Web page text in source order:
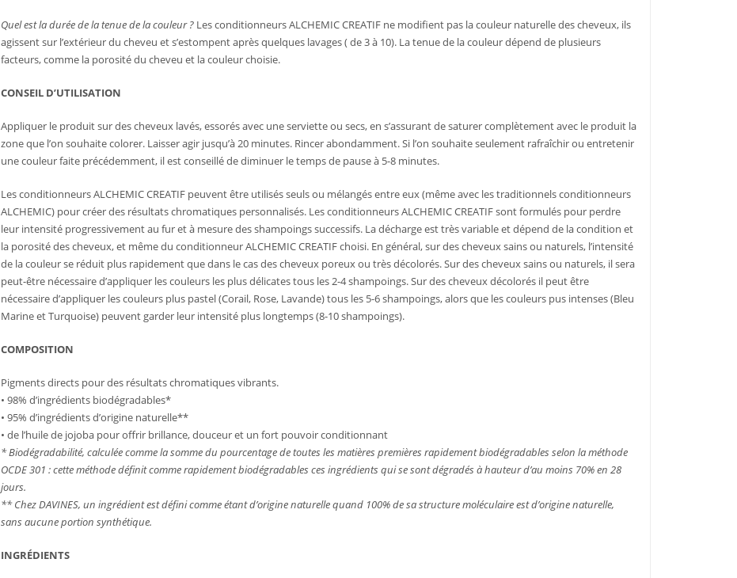
Quel est la durée de la tenue de la couleur ? Les conditionneurs ALCHEMIC CREATIF ne modifient pas la couleur naturelle des cheveux, ils
agissent sur l’extérieur du cheveu et s’estompent après quelques lavages ( de 3 à 10). La tenue de la couleur dépend de plusieurs
facteurs, comme la porosité du cheveu et la couleur choisie.
CONSEIL D’UTILISATION
Appliquer le produit sur des cheveux lavés, essorés avec une serviette ou secs, en s’assurant de saturer complètement avec le produit la
zone que l’on souhaite colorer. Laisser agir jusqu’à 20 minutes. Rincer abondamment. Si l’on souhaite seulement rafraîchir ou entretenir
une couleur faite précédemment, il est conseillé de diminuer le temps de pause à 5-8 minutes.
Les conditionneurs ALCHEMIC CREATIF peuvent être utilisés seuls ou mélangés entre eux (même avec les traditionnels conditionneurs
ALCHEMIC) pour créer des résultats chromatiques personnalisés. Les conditionneurs ALCHEMIC CREATIF sont formulés pour perdre
leur intensité progressivement au fur et à mesure des shampoings successifs. La décharge est très variable et dépend de la condition et
la porosité des cheveux, et même du conditionneur ALCHEMIC CREATIF choisi. En général, sur des cheveux sains ou naturels, l’intensité
de la couleur se réduit plus rapidement que dans le cas des cheveux poreux ou très décolorés. Sur des cheveux sains ou naturels, il sera
peut-être nécessaire d’appliquer les couleurs les plus délicates tous les 2-4 shampoings. Sur des cheveux décolorés il peut être
nécessaire d’appliquer les couleurs plus pastel (Corail, Rose, Lavande) tous les 5-6 shampoings, alors que les couleurs pus intenses (Bleu
Marine et Turquoise) peuvent garder leur intensité plus longtemps (8-10 shampoings).
COMPOSITION
Pigments directs pour des résultats chromatiques vibrants.
• 98% d’ingrédients biodégradables*
• 95% d’ingrédients d’origine naturelle**
• de l’huile de jojoba pour offrir brillance, douceur et un fort pouvoir conditionnant
* Biodégradabilité, calculée comme la somme du pourcentage de toutes les matières premières rapidement biodégradables selon la méthode
OCDE 301 : cette méthode définit comme rapidement biodégradables ces ingrédients qui se sont dégradés à hauteur d’au moins 70% en 28
jours.
** Chez DAVINES, un ingrédient est défini comme étant d’origine naturelle quand 100% de sa structure moléculaire est d’origine naturelle,
sans aucune portion synthétique.
INGRÉDIENTS